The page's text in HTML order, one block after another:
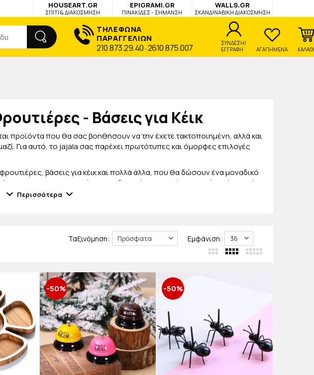
HOUSEART.GR
ΣΠΙΤΙ & ΔΙΑΚΟΣΜΗΣΗ
EPIGRAMI.GR
ΠΙΝΑΚΙΔΕΣ - ΣΗΜΑΝΣΗ
WALLS.GR
ΣΚΑΝΔΙΝΑΒΙΚΗ ΔΙΑΚΟΣΜΗΣΗ
ΤΗΛΕΦΩΝΑ
ΠΑΡΑΓΓΕΛΙΩΝ
210.873.29.40 -2610.875.007
ΣΥΝΔΕΣΗ/
ΕΓΓΡΑΦΗ
ΑΓΑΠΗΜΕΝΑ
- Βάσεις για Κέικ
προϊόντα που θα σας βοηθήσουν να την έχετε τακτοποιημένη, αλλά και
Για αυτό, το jajala σας παρέχει πρωτότυπες και όμορφες επιλογές
βάσεις για κέικ και πολλά άλλα, που θα δώσουν ένα μοναδικό
σας! Με τον μοντέρνο σχεδιασμό και τα υπέροχα χρώματά τους όχι
ανανεώσουν!
Περισσότερα
Ταξινόμηση: Εμφάνιση:
-50% -50%